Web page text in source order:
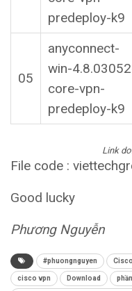
predeploy-k9
05
anyconnect-
win-
core-vpn-
predeploy-k9
Link
File code :
Good lucky
Phương Nguyễn
#phuongnguyen
cisco vpn Download